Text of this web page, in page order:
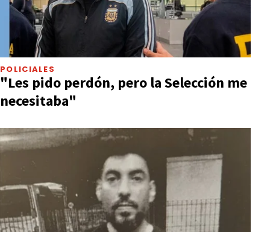
POLICIALES
"Les pido perdón, pero la Selección me
necesitaba"